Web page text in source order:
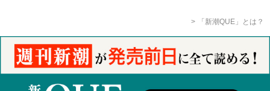
「新潮QUE」とは？